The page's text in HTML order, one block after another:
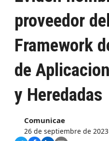
proveedor
Framework
de
y Heredadas
Comunicae
26 de septiembre de 2023